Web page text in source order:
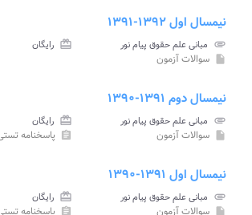
نیمسال اول ۱۳۹۲-۱۳۹۱
attachment مبانی علم حقوق پیام نور card_giftcard رایگان
insert_drive_file سوالات آزمون
نیمسال دوم ۱۳۹۱-۱۳۹۰
attachment مبانی علم حقوق پیام نور card_giftcard رایگان
insert_drive_file سوالات آزمون assignment پاسخنامه
نیمسال اول ۱۳۹۱-۱۳۹۰
attachment مبانی علم حقوق پیام نور card_giftcard رایگان
insert_drive_file سوالات آزمون assignment پاسخنامه